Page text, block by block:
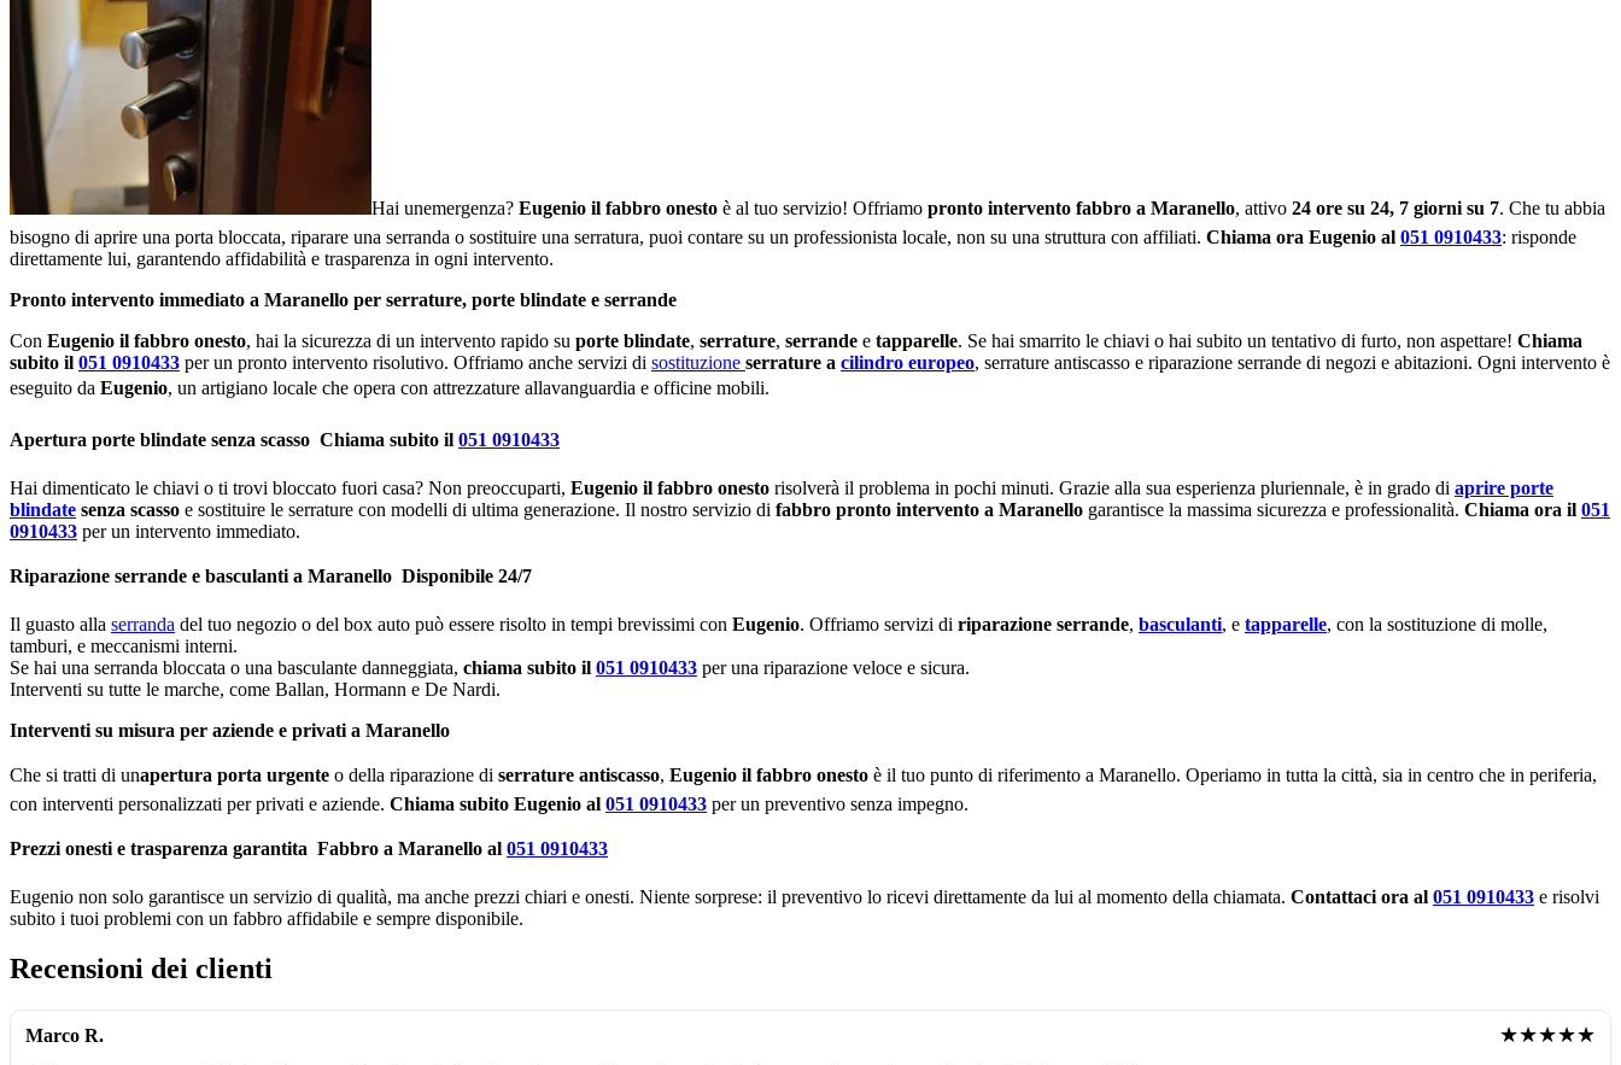
Hai unemergenza? Eugenio il fabbro onesto è al tuo servizio! Offriamo pronto intervento fabbro a Maranello, attivo 24 ore su 24, 7 giorni su 7. Che tu abbia
bisogno di aprire una porta bloccata, riparare una serranda o sostituire una serratura, puoi contare su un professionista locale, non su una struttura con affiliati. Chiama ora Eugenio al 051 0910433: risponde
direttamente lui, garantendo affidabilità e trasparenza in ogni intervento.
Pronto intervento immediato a Maranello per serrature, porte blindate e serrande
Con Eugenio il fabbro onesto, hai la sicurezza di un intervento rapido su porte blindate, serrature, serrande e tapparelle. Se hai smarrito le chiavi o hai subito un tentativo di furto, non aspettare! Chiama
subito il 051 0910433 per un pronto intervento risolutivo. Offriamo anche servizi di sostituzione serrature a cilindro europeo, serrature antiscasso e riparazione serrande di negozi e abitazioni. Ogni intervento è
eseguito da Eugenio, un artigiano locale che opera con attrezzature allavanguardia e officine mobili.
Apertura porte blindate senza scasso  Chiama subito il 051 0910433
Hai dimenticato le chiavi o ti trovi bloccato fuori casa? Non preoccuparti, Eugenio il fabbro onesto risolverà il problema in pochi minuti. Grazie alla sua esperienza pluriennale, è in grado di aprire porte
blindate senza scasso e sostituire le serrature con modelli di ultima generazione. Il nostro servizio di fabbro pronto intervento a Maranello garantisce la massima sicurezza e professionalità. Chiama ora il 051
0910433 per un intervento immediato.
Riparazione serrande e basculanti a Maranello  Disponibile 24/7
Il guasto alla serranda del tuo negozio o del box auto può essere risolto in tempi brevissimi con Eugenio. Offriamo servizi di riparazione serrande, basculanti, e tapparelle, con la sostituzione di molle,
tamburi, e meccanismi interni.
Se hai una serranda bloccata o una basculante danneggiata, chiama subito il 051 0910433 per una riparazione veloce e sicura.
Interventi su tutte le marche, come Ballan, Hormann e De Nardi.
Interventi su misura per aziende e privati a Maranello
Che si tratti di unapertura porta urgente o della riparazione di serrature antiscasso, Eugenio il fabbro onesto è il tuo punto di riferimento a Maranello. Operiamo in tutta la città, sia in centro che in periferia,
con interventi personalizzati per privati e aziende. Chiama subito Eugenio al 051 0910433 per un preventivo senza impegno.
Prezzi onesti e trasparenza garantita  Fabbro a Maranello al 051 0910433
Eugenio non solo garantisce un servizio di qualità, ma anche prezzi chiari e onesti. Niente sorprese: il preventivo lo ricevi direttamente da lui al momento della chiamata. Contattaci ora al 051 0910433 e risolvi
subito i tuoi problemi con un fabbro affidabile e sempre disponibile.
Recensioni dei clienti
Marco R. ★★★★★